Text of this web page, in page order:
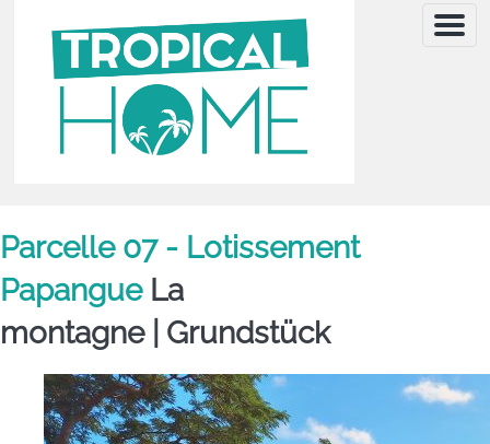
Menu
Parcelle 07 - Lotissement
Papangue La
montagne | Grundstück